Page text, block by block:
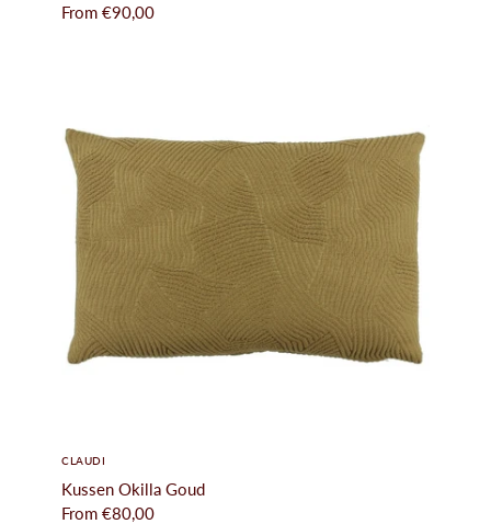
From €90,00
CLAUDI
Kussen Okilla Goud
From €80,00